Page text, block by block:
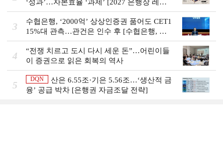
‘성과’…자본효율 ‘과제’ [2027 은행장 레이
스 개막]
3
수협은행, ‘2000억’ 상상인증권 품어도 CET1
15%대 관측…관건은 인수 후 [수협은행, 금
융그룹의 꿈②]
4
“전쟁 치르고 도시 다시 세운 돈”…어린이들
이 증권으로 읽은 회복의 역사
5
DQN
산은 6.55조·기은 5.56조…‘생산적 금
융ʼ 공급 박차 [은행권 자금조달 전략]